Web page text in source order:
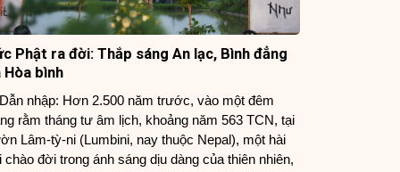
Phật ra đời: Thắp sáng An lạc, Bình đẳng
Hòa bình
nhập: Hơn 2.500 năm trước, vào một đêm
rằm tháng tư âm lịch, khoảng năm 563 TCN, tại
Lâm-tỳ-ni (Lumbini, nay thuộc Nepal), một hài
chào đời trong ánh sáng dịu dàng của thiên nhiên,